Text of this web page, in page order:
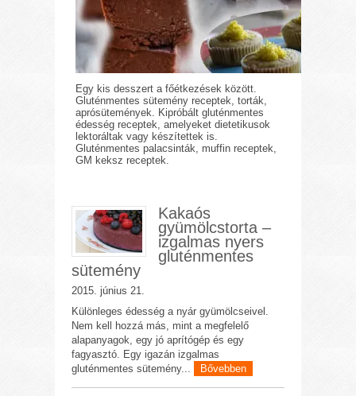
Egy kis desszert a főétkezések között.
Gluténmentes sütemény receptek, torták,
aprósütemények. Kipróbált gluténmentes
édesség receptek, amelyeket dietetikusok
lektoráltak vagy készítettek is.
Gluténmentes palacsinták, muffin receptek,
GM keksz receptek.
Kakaós
gyümölcstorta –
izgalmas nyers
gluténmentes
sütemény
2015. június 21.
Különleges édesség a nyár gyümölcseivel.
Nem kell hozzá más, mint a megfelelő
alapanyagok, egy jó aprítógép és egy
fagyasztó. Egy igazán izgalmas
gluténmentes sütemény...
Bővebben